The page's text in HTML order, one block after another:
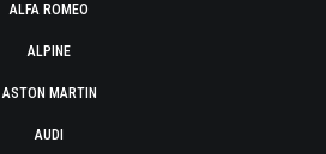
ALFA ROMEO
ALPINE
ASTON MARTIN
AUDI